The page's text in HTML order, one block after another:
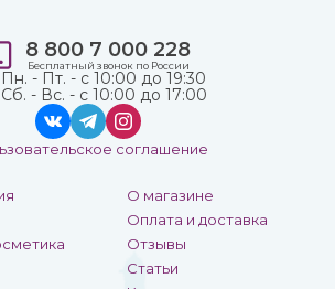
О магазине
Оплата и доставка
Отзывы
Статьи
8 800 7 000 228
Бесплатный звонок по России
Пн. - Пт. - с 10:00 до 19:30
Сб. - Вс. - с 10:00 до 17:00
соглашение